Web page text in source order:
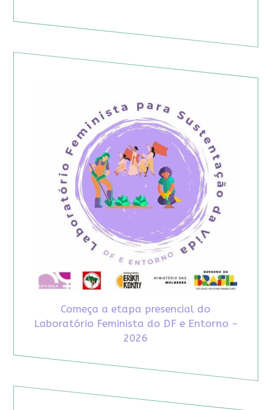
Começa a etapa presencial do
Laboratório Feminista do DF e Entorno -
2026